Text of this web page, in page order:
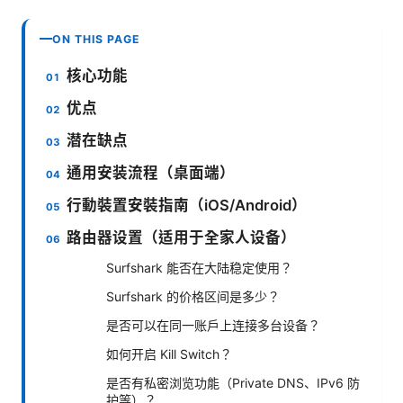
ON THIS PAGE
核心功能
优点
潜在缺点
通用安装流程（桌面端）
行動裝置安裝指南（iOS/Android）
路由器设置（适用于全家人设备）
Surfshark 能否在大陆稳定使用？
Surfshark 的价格区间是多少？
是否可以在同一账户上连接多台设备？
如何开启 Kill Switch？
是否有私密浏览功能（Private DNS、IPv6 防
护等）？